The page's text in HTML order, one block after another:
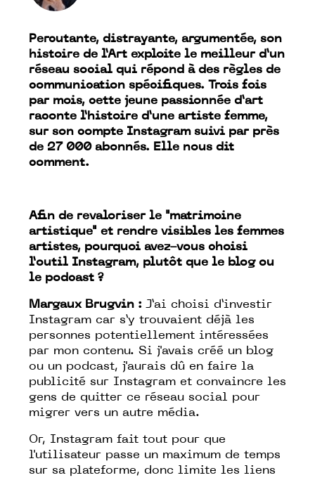
Percutante, distrayante, argumentée, son
histoire de l’Art exploite le meilleur d’un
réseau social qui répond à des règles de
communication spécifiques. Trois fois
par mois, cette jeune passionnée d’art
raconte l’histoire d’une artiste femme,
sur son compte Instagram suivi par près
de 27 000 abonnés. Elle nous dit
comment.
Afin de revaloriser le "matrimoine
artistique" et rendre visibles les femmes
artistes, pourquoi avez-vous choisi
l’outil Instagram, plutôt que le blog ou
le podcast ?
Margaux Brugvin : J’ai choisi d’investir
Instagram car s’y trouvaient déjà les
personnes potentiellement intéressées
par mon contenu. Si j'avais créé un blog
ou un podcast, j'aurais dû en faire la
publicité sur Instagram et convaincre les
gens de quitter ce réseau social pour
migrer vers un autre média.
Or, Instagram fait tout pour que
l'utilisateur passe un maximum de temps
sur sa plateforme, donc limite les liens